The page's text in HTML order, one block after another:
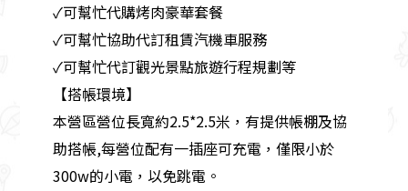
✓可幫忙代購烤肉豪華套餐
✓可幫忙協助代訂租賃汽機車服務
✓可幫忙代訂觀光景點旅遊行程規劃等
【搭帳環境】
本營區營位長寬約2.5*2.5米，有提供帳棚及協
助搭帳,每營位配有一插座可充電，僅限小於
300w的小電，以免跳電。